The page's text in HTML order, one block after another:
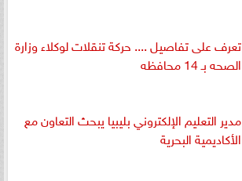
تعرف على تفاصيل .... حركة تنقلات لوكلاء وزارة
الصحه بـ 14 محافظه
مدير التعليم الإلكتروني بليبيا يبحث التعاون مع
الأكاديمية البحرية